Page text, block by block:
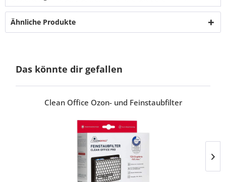
Ähnliche Produkte
Das könnte dir gefallen
Clean Office Ozon- und Feinstaubfilter